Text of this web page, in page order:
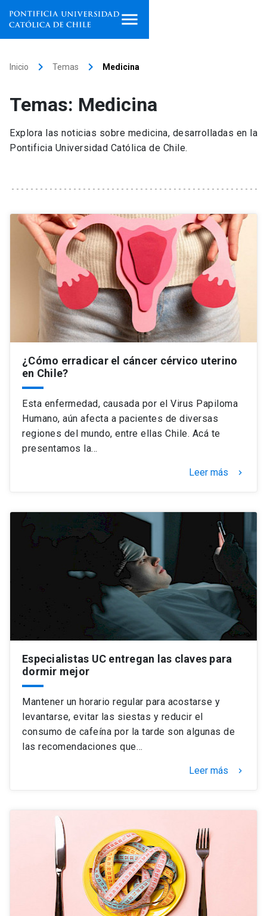
Facultades, escuelas e
institutos
Internacionalización launch
Extensión
Vinculación
Universidad
Información para keyboard_arrow_down
Futuros estudiantes
Estudiantes
Personal
Alumni
Vecinos
Go to english site launch
ACCESOS DIRECTOS
Admisión
Mi Cuenta UC launch
Donaciones
Inicio keyboard_arrow_right Temas keyboard_arrow_right Medicina
Temas: Medicina
Explora las noticias sobre medicina, desarrolladas en la
Pontificia Universidad Católica de Chile.
¿Cómo erradicar el cáncer cérvico uterino
en Chile?
Esta enfermedad, causada por el Virus Papiloma
Humano, aún afecta a pacientes de diversas
regiones del mundo, entre ellas Chile. Acá te
presentamos la…
Leer más keyboard_arrow_right
Especialistas UC entregan las claves para
dormir mejor
Mantener un horario regular para acostarse y
levantarse, evitar las siestas y reducir el
consumo de cafeína por la tarde son algunas de
las recomendaciones que…
Leer más keyboard_arrow_right